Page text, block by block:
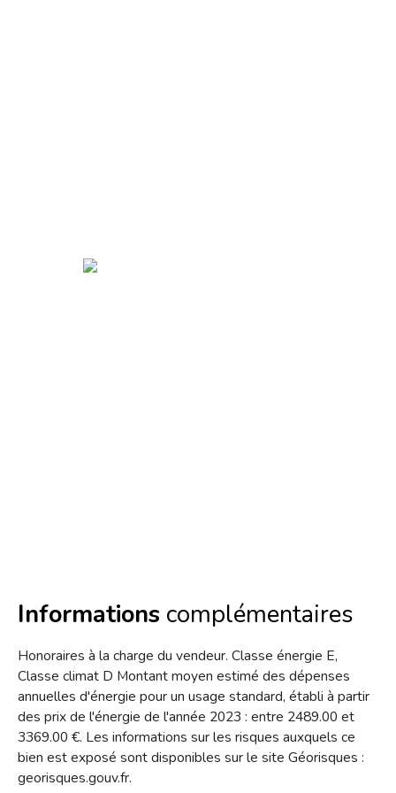
Informations complémentaires
Honoraires à la charge du vendeur. Classe énergie E,
Classe climat D Montant moyen estimé des dépenses
annuelles d'énergie pour un usage standard, établi à partir
des prix de l'énergie de l'année 2023 : entre 2489.00 et
3369.00 €. Les informations sur les risques auxquels ce
bien est exposé sont disponibles sur le site Géorisques :
georisques.gouv.fr.